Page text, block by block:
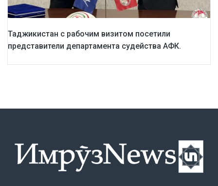
Таджикистан с рабочим визитом посетили
представители департамента судейства АФК.